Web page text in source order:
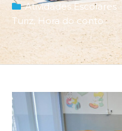
Atividades Escolares
Turiz, Hora do conto